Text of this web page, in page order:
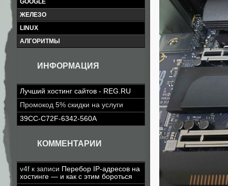
GOOGLE
ЖЕЛЕЗО
LINUX
АЛГОРИТМЫ
ИНФОРМАЦИЯ
Лучший хостинг сайтов - REG.RU
Промокод 5% скидки на услуги
39CC-C72F-6342-560A
КОММЕНТАРИИ
v4f к записи Перебор IP-адресов на
хостинге — и как с этим бороться